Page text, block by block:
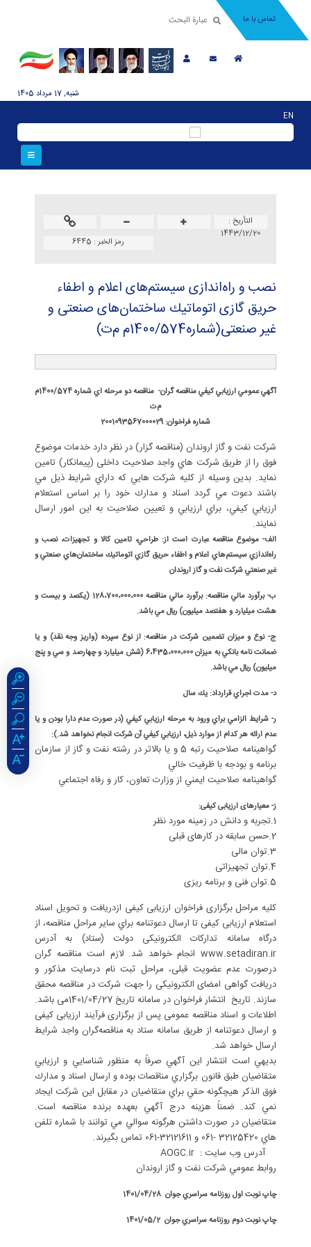
تماس با ما
شنبه, 17 مرداد 1405
EN
التأریخ :
1443/12/20
رمز الخبر : 6445
نصب و راه‌اندازی سیستم‌های اعلام و اطفاء
حریق گازی اتوماتیك ساختمان‌های صنعتی و
غیر صنعتی(شماره1400/574م م‌ت)
آگهي عمومي ارزيابي کيفي مناقصه گران- مناقصه دو مرحله اي شماره 1400/574م
م‌ت
شماره فراخوان: 2001093567000029
شركت نفت و گاز اروندان (مناقصه گزار) در نظر دارد خدمات موضوع
فوق را از طريق شركت هاي واجد صلاحيت داخلی (پیمانکار) تامین
نمايد. بدين وسيله از كليه شركت هايي كه داراي شرايط ذيل مي
باشند دعوت مي گردد اسناد و مدارك خود را بر اساس استعلام
ارزيابي کيفي، براي ارزيابي و تعيين صلاحيت به اين امور ارسال
نمايند.
الف- موضوع مناقصه عبارت است از: طراحي، تامين كالا و تجهيزات، نصب و
راه‌اندازي سيستم‌هاي اعلام و اطفاء حريق گازي اتوماتيك ساختمان‌هاي صنعتي و
غير صنعتي شركت نفت و گاز اروندان
ب- برآورد مالي مناقصه: برآورد مالي مناقصه 128،700،000،000 (يكصد و بيست و
هشت ميليارد و هفتصد ميليون) ريال مي باشد.
ج- نوع و ميزان تضمين شركت در مناقصه: از نوع سپرده (واريز وجه نقد) و يا
ضمانت نامه بانكي به ميزان 6،435،000،000 (شش ميليارد و چهارصد و سي و پنج
ميليون) ريال مي باشد.
د- مدت اجراي قرارداد: يك سال
ر- شرايط الزامي براي ورود به مرحله ارزيابي كيفي (در صورت عدم دارا بودن و يا
عدم ارائه هر كدام از موارد ذيل، ارزيابي كيفي آن شركت انجام نخواهد شد.):
گواهينامه صلاحيت رتبه 5 و يا بالاتر در رشته نفت و گاز از سازمان
برنامه و بودجه با ظرفيت خالي
گواهينامه صلاحيت ايمني از وزارت تعاون، كار و رفاه اجتماعي
ز- معیارهای ارزیابی کیفی:
1.تجربه و دانش در زمینه مورد نظر
2.حسن سابقه در کارهای قبلی
3.توان مالی
4.توان تجهیزاتی
5.توان فنی و برنامه ریزی
کلیه مراحل برگزاری فراخوان ارزیابی کیفی ازدریافت و تحویل اسناد
استعلام ارزیابی کیفی تا ارسال دعوتنامه براي سایر مراحل مناقصه، از
درگاه سامانه تدارکات الکترونیکی دولت (ستاد) به آدرس
www.setadiran.ir انجام خواهد شد. لازم است مناقصه گران
درصورت عدم عضویت قبلی، مراحل ثبت نام درسایت مذکور و
دریافت گواهی امضای الکترونیکی را جهت شرکت در مناقصه محقق
سازند. تاریخ انتشار فراخوان در سامانه تاریخ 1401/04/27می باشد.
اطلاعات و اسناد مناقصه عمومی پس از برگزاری فرآیند ارزیابی کیفی
و ارسال دعوتنامه از طریق سامانه ستاد به مناقصه‌گران واجد شرايط
ارسال خواهد شد.
بديهي است انتشار اين آگهي صرفاً به منظور شناسايي و ارزيابي
متقاضيان طبق قانون برگزاري مناقصات بوده و ارسال اسناد و مدارك
فوق الذكر هيچگونه حقي براي متقاضيان در مقابل اين شركت ايجاد
نمي کند. ضمناً هزينه درج آگهي بعهده برنده مناقصه است.
متقاضيان در صورت داشتن هرگونه سوالي مي توانند با شماره تلفن
هاي 32125420 -061 و 32121611-061 تماس بگيرند.
آدرس وب سایت : AOGC.ir
روابط عمومي شركت نفت و گاز اروندان
چاپ نوبت اول روزنامه سراسري جوان 1401/04/28
چاپ نوبت دوم روزنامه سراسري جوان 1401/05/2